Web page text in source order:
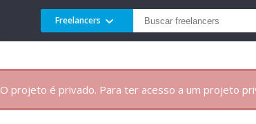
Freelancers
O projeto é privado. Para ter acesso a um projeto